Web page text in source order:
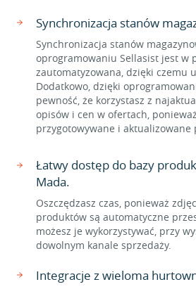
Synchronizacja stanów
Synchronizacja stanów
oprogramowaniu Sellasist jest w
zautomatyzowana, dzięki czemu
Dodatkowo, dzięki
pewność, że korzystasz z
opisów i cen w ofertach,
przygotowywane i
Łatwy dostęp do bazy
Mada.
Oszczędzasz czas, ponieważ
produktów są automatyczne
możesz je wykorzystywać, przy
dowolnym kanale sprzedaży.
Integracje z wieloma